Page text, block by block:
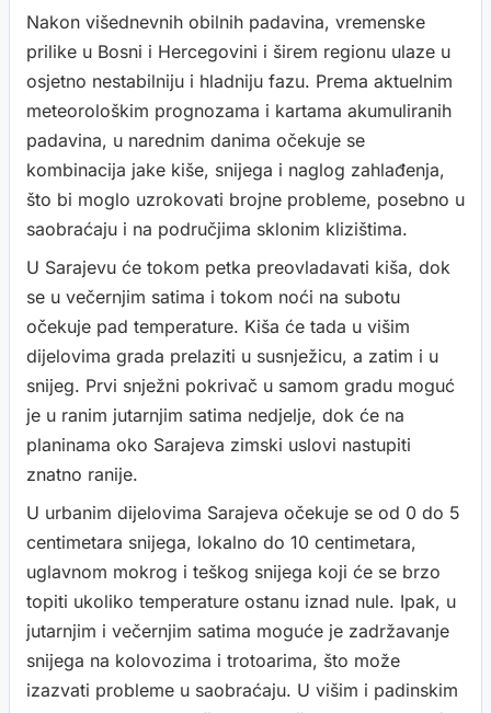
Nakon višednevnih obilnih padavina, vremenske
prilike u Bosni i Hercegovini i širem regionu ulaze u
osjetno nestabilniju i hladniju fazu. Prema aktuelnim
meteorološkim prognozama i kartama akumuliranih
padavina, u narednim danima očekuje se
kombinacija jake kiše, snijega i naglog zahlađenja,
što bi moglo uzrokovati brojne probleme, posebno u
saobraćaju i na područjima sklonim klizištima.
U Sarajevu će tokom petka preovladavati kiša, dok
se u večernjim satima i tokom noći na subotu
očekuje pad temperature. Kiša će tada u višim
dijelovima grada prelaziti u susnježicu, a zatim i u
snijeg. Prvi snježni pokrivač u samom gradu moguć
je u ranim jutarnjim satima nedjelje, dok će na
planinama oko Sarajeva zimski uslovi nastupiti
znatno ranije.
U urbanim dijelovima Sarajeva očekuje se od 0 do 5
centimetara snijega, lokalno do 10 centimetara,
uglavnom mokrog i teškog snijega koji će se brzo
topiti ukoliko temperature ostanu iznad nule. Ipak, u
jutarnjim i večernjim satima moguće je zadržavanje
snijega na kolovozima i trotoarima, što može
izazvati probleme u saobraćaju. U višim i padinskim